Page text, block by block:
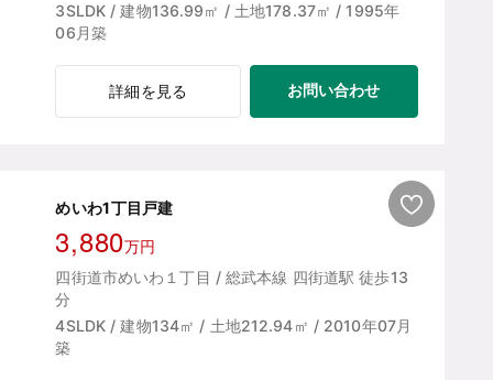
3SLDK / 建物136.99㎡ / 土地178.37㎡ / 1995年
06月築
詳細を見る お問い合わせ
めいわ1丁目戸建
3,880万円
四街道市めいわ１丁目 / 総武本線 四街道駅 徒歩13
分
4SLDK / 建物134㎡ / 土地212.94㎡ / 2010年07月
築